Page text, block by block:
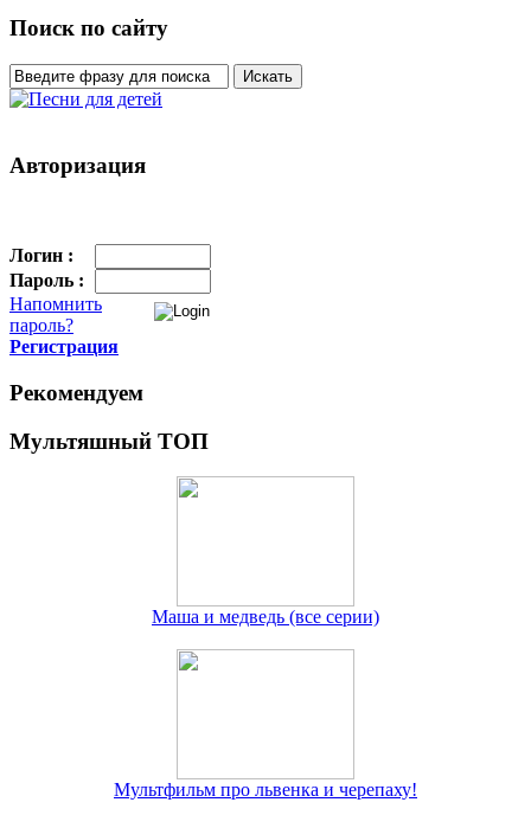
Поиск по сайту
Авторизация
Логин :
Пароль :
Напомнить
пароль?
Регистрация
Рекомендуем
Мультяшный ТОП
Маша и медведь (все серии)
Мультфильм про львенка и черепаху!